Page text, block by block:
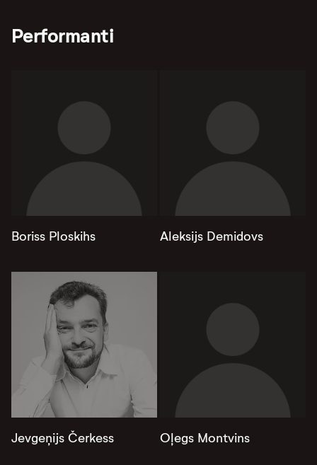
Performanti
Boriss Ploskihs Aleksijs Demidovs
Jevgeņijs Čerkess Oļegs Montvins